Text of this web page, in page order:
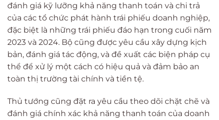
đánh giá kỹ lưỡng khả năng thanh toán và chi trả
của các tổ chức phát hành trái phiếu doanh nghiệp,
đặc biệt là những trái phiếu đáo hạn trong cuối năm
2023 và 2024. Bộ cũng được yêu cầu xây dựng kịch
bản, đánh giá tác động, và đề xuất các biện pháp cụ
thể để xử lý một cách có hiệu quả và đảm bảo an
toàn thị trường tài chính và tiền tệ.
Thủ tướng cũng đặt ra yêu cầu theo dõi chặt chẽ và
đánh giá chính xác khả năng thanh toán của doanh